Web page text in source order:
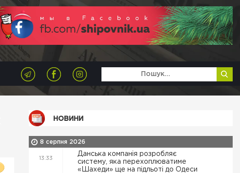
НОВИНИ
8 серпня 2026
13:33
Данська компанія розробляє
систему, яка перехоплюватиме
«Шахеди» ще на підльоті до Одеси